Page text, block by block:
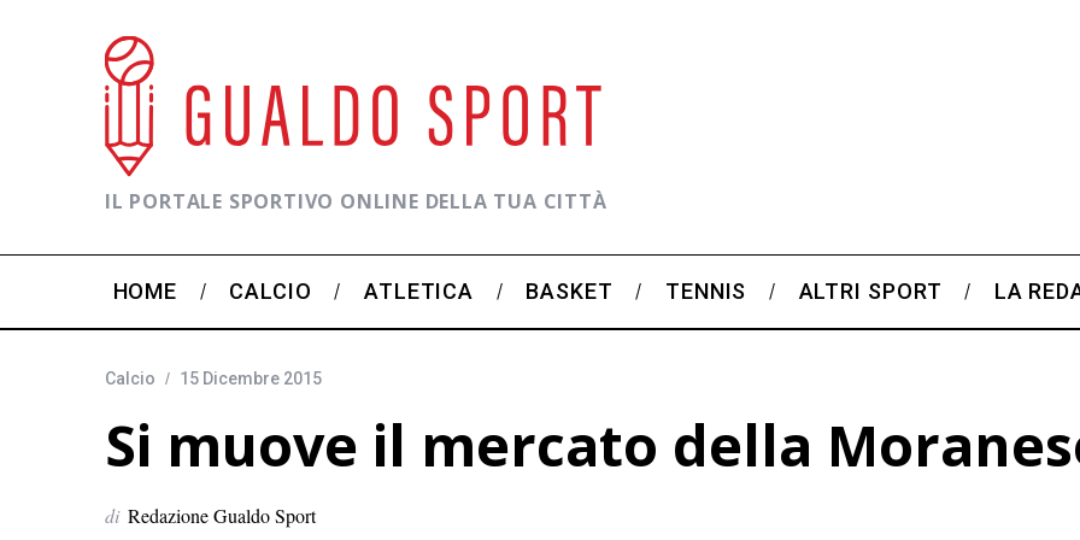
IL PORTALE SPORTIVO ONLINE DELLA TUA CITTÀ
HOME CALCIO ATLETICA BASKET TENNIS ALTRI SPORT LA
Calcio 15 Dicembre 2015
Si muove il mercato della
di Redazione Gualdo Sport